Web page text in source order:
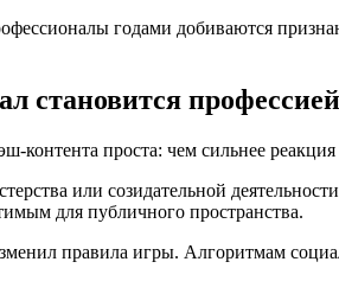
годами добиваются
становится профессией
контента проста: чем сильнее
или созидательной
для публичного пространства.
правила игры. Алгоритмам